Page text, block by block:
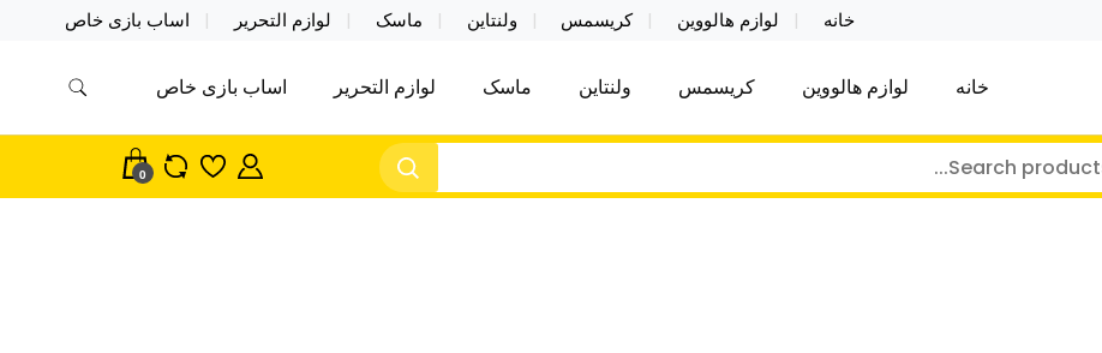
خانه لوازم هالووین کریسمس ولنتاین ماسک لوازم التحریر اساب بازی خاص
ولن تاین کادویی کریسمس اکسسوری ماسک
توی فروش عمده لوازم هالووین ولن تاین کادویی کریسمس اکسسوری ماسک در واردات مستقیم
خانه لوازم هالووین کریسمس ولنتاین ماسک لوازم التحریر اساب بازی خاص
0